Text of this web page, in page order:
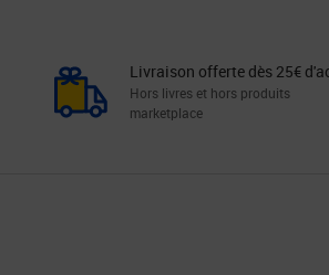
Livraison offerte dès 25€
Hors livres et hors produits
marketplace